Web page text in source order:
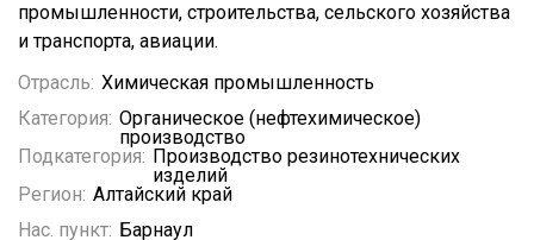
промышленности, строительства, сельского хозяйства
и транспорта, авиации.
Отрасль: Химическая промышленность
Категория: Органическое (нефтехимическое)
производство
Подкатегория: Производство резинотехнических
изделий
Регион: Алтайский край
Нас. пункт: Барнаул